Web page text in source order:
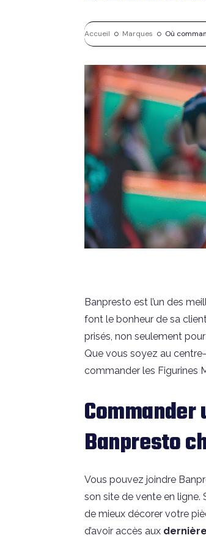
Accueil Marques Où
Banpresto est l’un des
font le bonheur de sa
prisés, non seulement
Que vous soyez au
commander les Figurines
Banpresto
Vous pouvez joindre
son site de vente en
de mieux décorer votre
d’avoir accès aux